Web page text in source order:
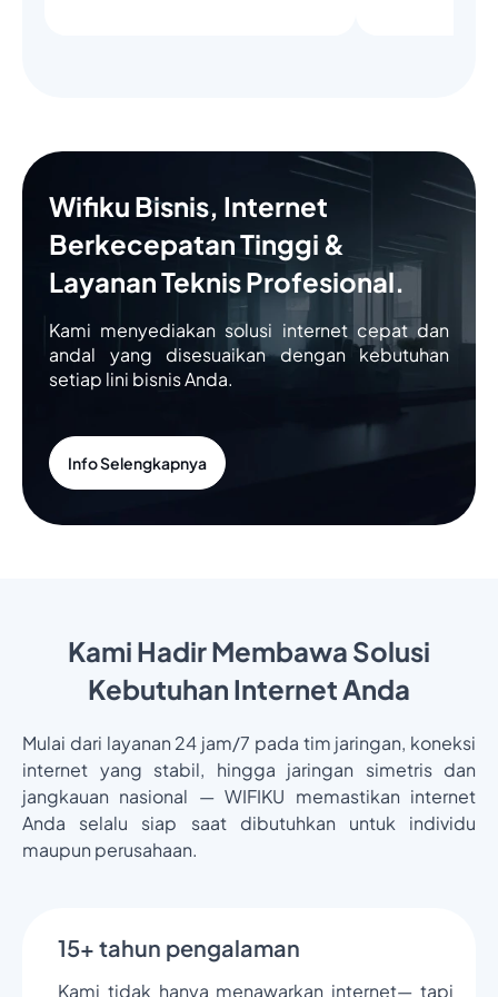
Wifiku Bisnis, Internet
Berkecepatan Tinggi &
Layanan Teknis Profesional.
Kami menyediakan solusi internet cepat dan
andal yang disesuaikan dengan kebutuhan
setiap lini bisnis Anda.
Info Selengkapnya
Kami Hadir Membawa Solusi
Kebutuhan Internet Anda
Mulai dari layanan 24 jam/7 pada tim jaringan, koneksi
internet yang stabil, hingga jaringan simetris dan
jangkauan nasional — WIFIKU memastikan internet
Anda selalu siap saat dibutuhkan untuk individu
maupun perusahaan.
15+ tahun pengalaman
Kami tidak hanya menawarkan internet— tapi